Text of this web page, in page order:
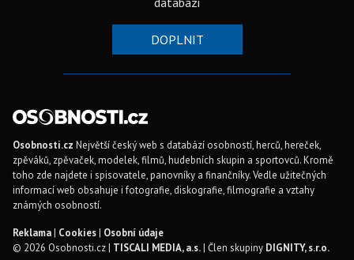
DOPLNIT
Osobnosti.cz Největší český web s databází osobností, herců, hereček,
zpěváků, zpěvaček, modelek, filmů, hudebních skupin a sportovců. Kromě
toho zde najdete i spisovatele, panovníky a finančníky. Vedle užitečných
informací web obsahuje i fotografie, diskografie, filmografie a vztahy
známých osobností.
Reklama| Cookies| Osobní údaje
© 2026 Osobnosti.cz | TISCALI MEDIA, a.s.| Člen skupiny DIGNITY, s.r.o.